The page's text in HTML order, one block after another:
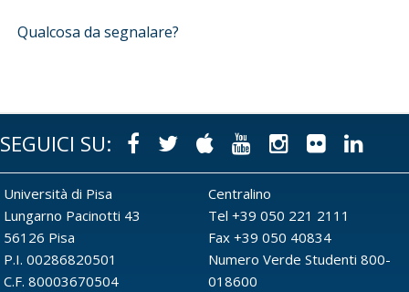
Qualcosa da segnalare?
SEGUICI SU: Facebook
Twitter
Apple Youtube
Instagram
Flickr
Università di Pisa
Lungarno Pacinotti 43
56126 Pisa
P.I. 00286820501
C.F. 80003670504
Centralino
Tel +39 050 221 2111
Fax +39 050 40834
Numero Verde Studenti 800-
018600